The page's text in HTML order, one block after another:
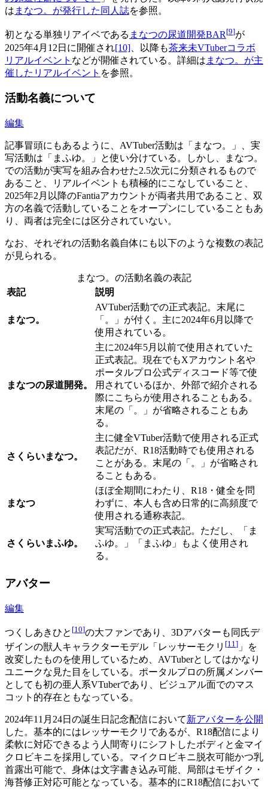
は まなつ。が発行した同人誌を参照。
初となる単独リアイベである まなつの尿道開発BAR[9]が
2025年4月12日に開催され[10] 、以降も茶来未VTuberコラボ
リアルイベント などが開催されている。詳細は まなつ。が主
催したリアルイベント を参照。
活動名義について
編集
記事冒頭にもあるように、AVTuber活動は「まなつ。」、実
写活動は「まふゆ。」と使い分けている。しかし、まなつ。
での活動が実写を組み合わせた2.5次元に分類されるもので
あること、リアルイベントも積極的にこなしていること、
2025年2月以降のFantiaアカウントが両者共用であること、双
方の名義で活動していることをオープンにしていることもあ
り、両者は完全には区分されていない。
なお、それぞれの活動名義自体にも以下のような複数の表記
が見られる。
まなつ。の活動名義の表記
表記
説明
まなつ。
AVTuber活動での正式表記。末尾に
「。」が付く。主に2024年6月以降で
使用されている。
まなつの尿道開発。
主に2024年5月以前で使用されていた
正式表記。現在でもXアカウント名や
ポータルプロ公式ディスコード等で使
用されているほか、外部で紹介される
際にこちらが使用されることもある。
末尾の「。」が省略されることもあ
る。
さくらいまなつ。
主に健全VTuber活動で使用される正式
表記だが、R18活動時でも使用される
ことがある。末尾の「。」が省略され
ることもある。
まなつ
ほぼ全期間にわたり、R18・健全を問
わずに、本人も含め日常的に高頻度で
使用される通称表記。
さくらいまふゆ。
実写活動での正式表記。ただし、「ま
ふゆ。」「まふゆ」もよく使用され
る。
アバター
編集
つくしあきひと [10]の大ファンであり、3Dアバターも同氏デ
ザインの獣人キャラクターモデル「レッサーモクリ [11 ] 」を
改変したものを使用しているため、AVTuberとしてはかなり
ユニークな見た目をしている。ポータルプロの所属メンバー
としても初の亜人系VTuberであり、ビジュアル面でのマス
コット的存在ともなっている。
2024年11月24日の誕生日記念配信において新アバターを公開
した。基本的にはレッサーモクリであるが、R18配信により
柔軟に対応できるよう人間寄りにシフトしたボディと金マイ
クロビキニを採用している。マイクロビキニ脱衣可能かつ乳
首露出可能で、身体は文字書き込み可能、局部はモザイク・
海苔修正対応可能となっている。基本的にR18配信において